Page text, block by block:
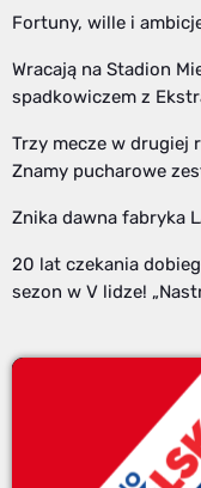
Fortuny, wille i
Wracają na Stadion
spadkowiczem z
Trzy mecze w drugiej
Znamy pucharowe
Znika dawna fabryka
20 lat czekania
sezon w V lidze!